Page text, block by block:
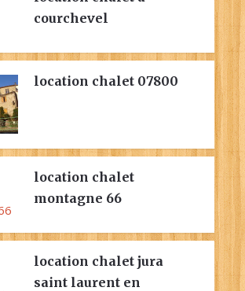
courchevel
location chalet 07800
location chalet
montagne 66
location chalet jura
saint laurent en